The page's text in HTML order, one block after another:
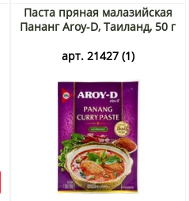
Паста пряная малазийская
Пананг Aroy-D, Таиланд, 50 г
арт. 21427 (1)